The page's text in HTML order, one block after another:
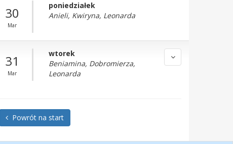
30
Mar
poniedziałek
Anieli, Kwiryna, Leonarda
31
Mar
wtorek
Beniamina, Dobromierza,
Leonarda
Powrót na start